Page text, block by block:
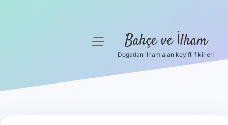
menüyü
Bahçe ve İlham
Doğadan ilham alan keyifli fikirler!